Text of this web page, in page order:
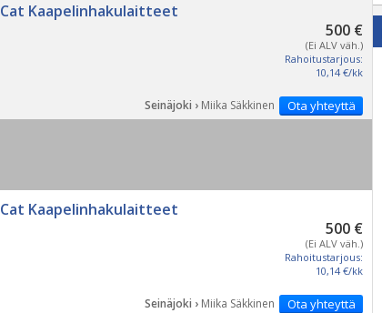
Cat Kaapelinhakulaitteet
500 €
(Ei ALV väh.)
Rahoitustarjous:
10,14 €/kk
Ota yhteyttä
Seinäjoki › Miika Säkkinen
Cat Kaapelinhakulaitteet
500 €
(Ei ALV väh.)
Rahoitustarjous:
10,14 €/kk
Ota yhteyttä
Seinäjoki › Miika Säkkinen